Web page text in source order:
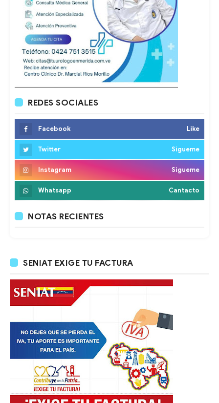
REDES SOCIALES
Facebook Like
Twitter Sigueme
Instagram Sigueme
Whatsapp Cantacto
NOTAS RECIENTES
SENIAT EXIGE TU FACTURA